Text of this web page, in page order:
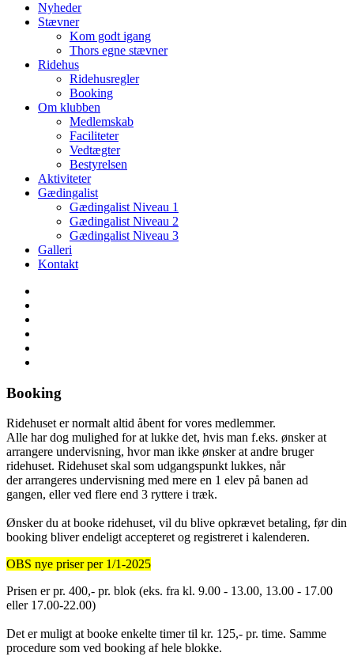
Nyheder
Stævner
Kom godt igang
Thors egne stævner
Ridehus
Ridehusregler
Booking
Om klubben
Medlemskab
Faciliteter
Vedtægter
Bestyrelsen
Aktiviteter
Gædingalist
Gædingalist Niveau 1
Gædingalist Niveau 2
Gædingalist Niveau 3
Galleri
Kontakt
Booking
Ridehuset er normalt altid åbent for vores medlemmer.
Alle har dog mulighed for at lukke det, hvis man f.eks. ønsker at
arrangere undervisning, hvor man ikke ønsker at andre bruger
ridehuset. Ridehuset skal som udgangspunkt lukkes, når
der arrangeres undervisning med mere en 1 elev på banen ad
gangen, eller ved flere end 3 ryttere i træk.
Ønsker du at booke ridehuset, vil du blive opkrævet betaling, før din
booking bliver endeligt accepteret og registreret i kalenderen.
OBS nye priser per 1/1-2025
Prisen er pr. 400,- pr. blok (eks. fra kl. 9.00 - 13.00, 13.00 - 17.00
eller 17.00-22.00)
Det er muligt at booke enkelte timer til kr. 125,- pr. time. Samme
procedure som ved booking af hele blokke.